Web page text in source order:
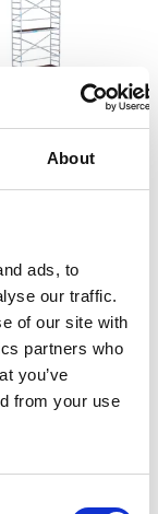
About
ads, to
our traffic.
of our site with
partners who
you’ve
from your use
€2.629,00
anzeigen